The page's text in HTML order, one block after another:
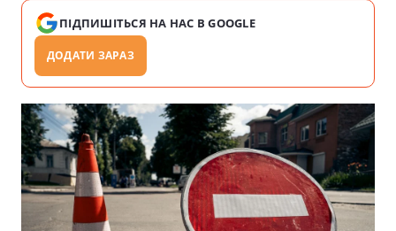
ПІДПИШІТЬСЯ НА НАС В GOOGLE
ДОДАТИ ЗАРАЗ